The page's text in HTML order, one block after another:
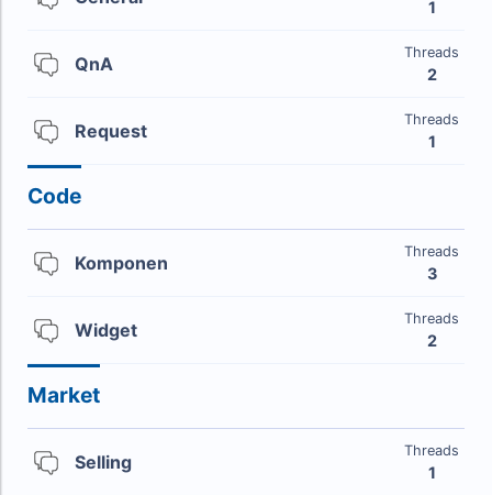
1
QnA
Threads
2
Request
Threads
1
Code
Komponen
Threads
3
Widget
Threads
2
Market
Selling
Threads
1